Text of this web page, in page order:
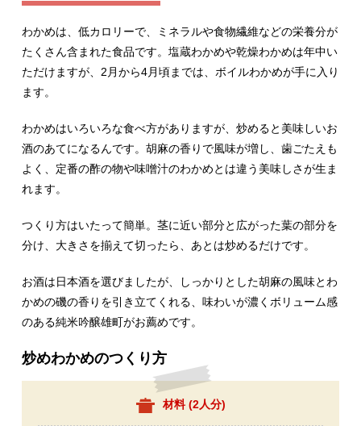
わかめは、低カロリーで、ミネラルや食物繊維などの栄養分が
たくさん含まれた食品です。塩蔵わかめや乾燥わかめは年中い
ただけますが、2月から4月頃までは、ボイルわかめが手に入り
ます。
わかめはいろいろな食べ方がありますが、炒めると美味しいお
酒のあてになるんです。胡麻の香りで風味が増し、歯ごたえも
よく、定番の酢の物や味噌汁のわかめとは違う美味しさが生ま
れます。
つくり方はいたって簡単。茎に近い部分と広がった葉の部分を
分け、大きさを揃えて切ったら、あとは炒めるだけです。
お酒は日本酒を選びましたが、しっかりとした胡麻の風味とわ
かめの磯の香りを引き立てくれる、味わいが濃くボリューム感
のある純米吟醸雄町がお薦めです。
炒めわかめのつくり方
材料 (2人分)